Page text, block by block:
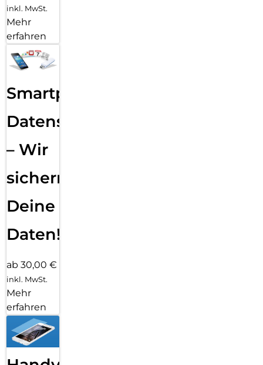
inkl. MwSt.
Mehr
erfahren
Smartphone
Datensicherung
– Wir
sichern
Deine
Daten!
ab 30,00 €
inkl. MwSt.
Mehr
erfahren